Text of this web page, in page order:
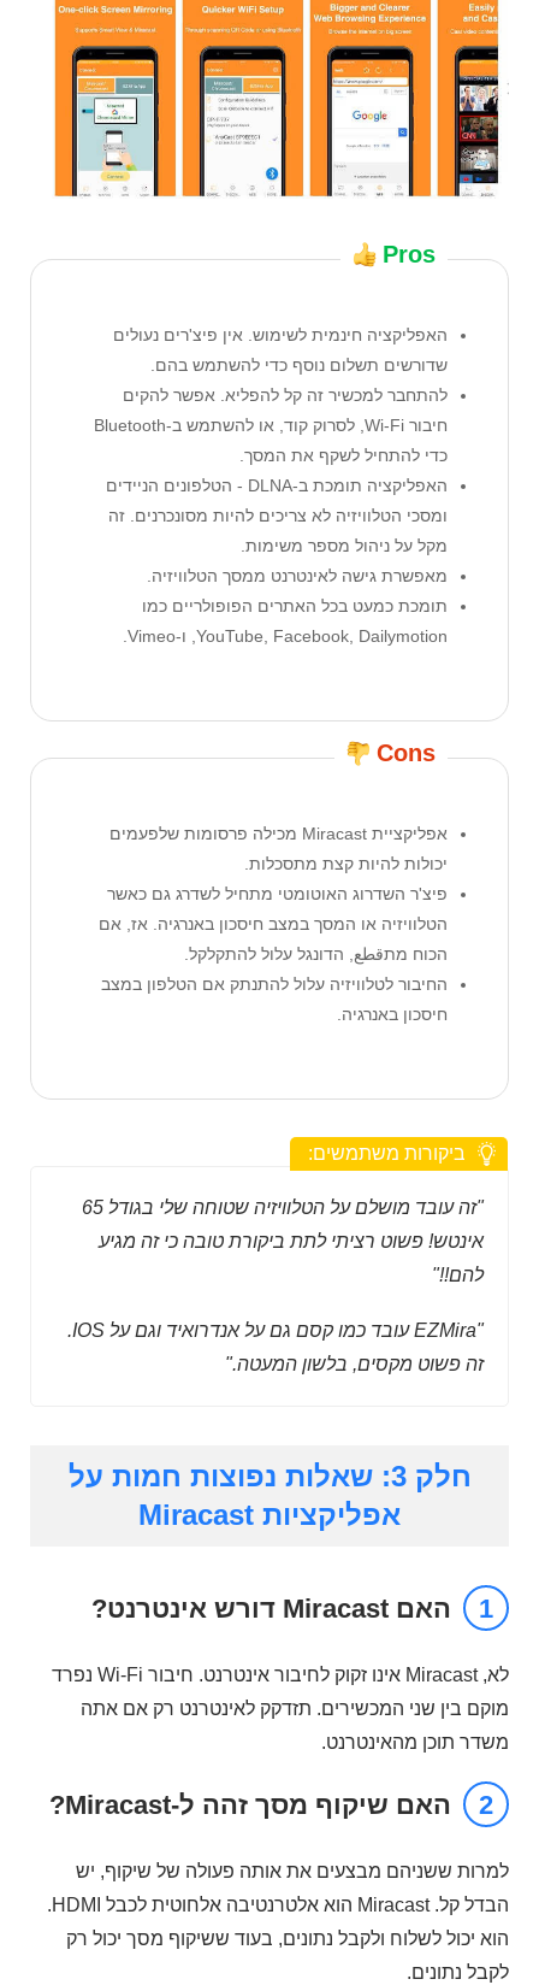
Pros
האפליקציה חינמית לשימוש. אין פיצ'רים נעולים
שדורשים תשלום נוסף כדי להשתמש בהם.
להתחבר למכשיר זה קל להפליא. אפשר להקים
חיבור Wi-Fi, לסרוק קוד, או להשתמש ב-Bluetooth
כדי להתחיל לשקף את המסך.
האפליקציה תומכת ב-DLNA - הטלפונים הניידים
ומסכי הטלוויזיה לא צריכים להיות מסונכרנים. זה
מקל על ניהול מספר משימות.
מאפשרת גישה לאינטרנט ממסך הטלוויזיה.
תומכת כמעט בכל האתרים הפופולריים כמו
YouTube, Facebook, Dailymotion, ו-Vimeo.
Cons
אפליקציית Miracast מכילה פרסומות שלפעמים
יכולות להיות קצת מתסכלות.
פיצ'ר השדרוג האוטומטי מתחיל לשדרג גם כאשר
הטלוויזיה או המסך במצב חיסכון באנרגיה. אז, אם
הכוח מתقطع, הדונגל עלול להתקלקל.
החיבור לטלוויזיה עלול להתנתק אם הטלפון במצב
חיסכון באנרגיה.
ביקורות משתמשים:
"זה עובד מושלם על הטלוויזיה שטוחה שלי בגודל 65
אינטש! פשוט רציתי לתת ביקורת טובה כי זה מגיע
להם!!"
"EZMira עובד כמו קסם גם על אנדרואיד וגם על IOS.
זה פשוט מקסים, בלשון המעטה."
חלק 3: שאלות נפוצות חמות על
אפליקציות Miracast
1 האם Miracast דורש אינטרנט?
לא, Miracast אינו זקוק לחיבור אינטרנט. חיבור Wi-Fi נפרד
מוקם בין שני המכשירים. תזדקק לאינטרנט רק אם אתה
משדר תוכן מהאינטרנט.
2 האם שיקוף מסך זהה ל-Miracast?
למרות ששניהם מבצעים את אותה פעולה של שיקוף, יש
הבדל קל. Miracast הוא אלטרנטיבה אלחוטית לכבל HDMI.
הוא יכול לשלוח ולקבל נתונים, בעוד ששיקוף מסך יכול רק
לקבל נתונים.